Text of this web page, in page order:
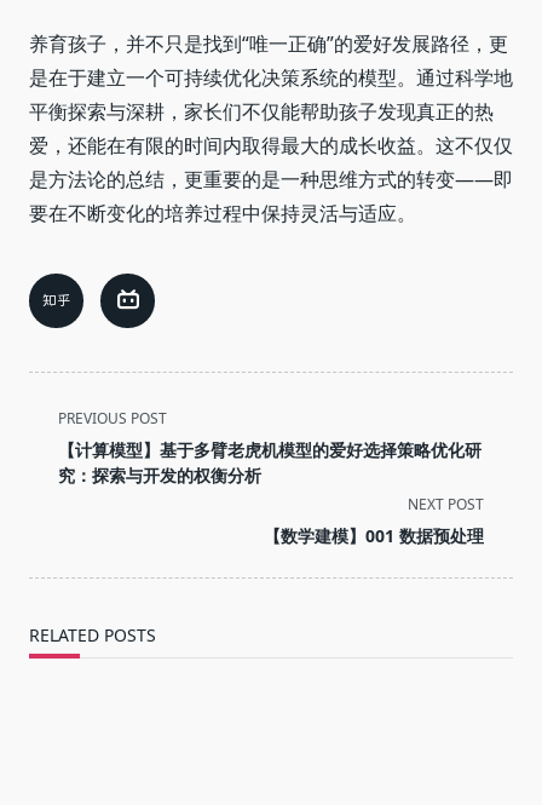
养育孩子，并不只是找到“唯一正确”的爱好发展路径，更
是在于建立一个可持续优化决策系统的模型。通过科学地
平衡探索与深耕，家长们不仅能帮助孩子发现真正的热
爱，还能在有限的时间内取得最大的成长收益。这不仅仅
是方法论的总结，更重要的是一种思维方式的转变——即
要在不断变化的培养过程中保持灵活与适应。
<span
class="nav-
subtitle
PREVIOUS POST
【计算模型】基于多臂老虎机模型的爱好选择策略优化研
究：探索与开发的权衡分析
NEXT POST
【数学建模】001 数据预处理
RELATED POSTS